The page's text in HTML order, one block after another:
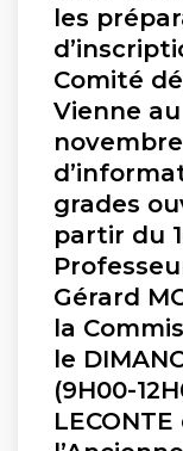
les
Comité
Vienne
grades
partir du
Gérard
la
le
(9H00-